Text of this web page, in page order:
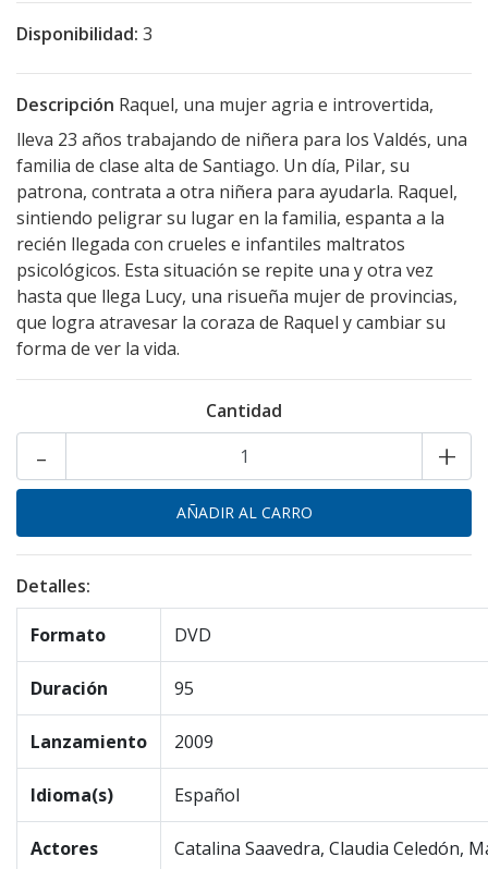
Disponibilidad: 3
Descripción Raquel, una mujer agria e introvertida,
lleva 23 años trabajando de niñera para los Valdés, una
familia de clase alta de Santiago. Un día, Pilar, su
patrona, contrata a otra niñera para ayudarla. Raquel,
sintiendo peligrar su lugar en la familia, espanta a la
recién llegada con crueles e infantiles maltratos
psicológicos. Esta situación se repite una y otra vez
hasta que llega Lucy, una risueña mujer de provincias,
que logra atravesar la coraza de Raquel y cambiar su
forma de ver la vida.
Cantidad
+
-
Detalles:
Formato DVD
Duración 95
Lanzamiento 2009
Idioma(s) Español
Actores Catalina Saavedra, Claudia Celedón,